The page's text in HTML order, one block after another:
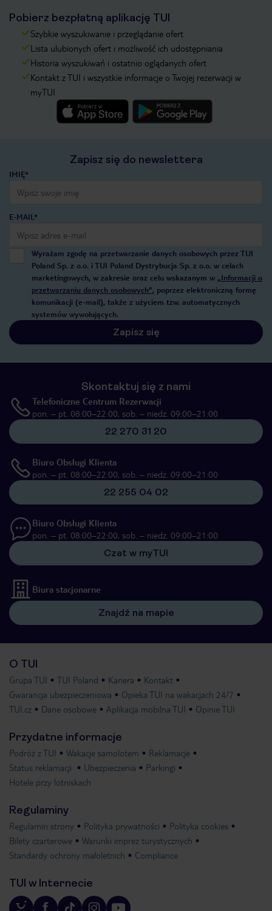
Pobierz bezpłatną aplikację TUI
Szybkie wyszukiwanie i przeglądanie ofert
Lista ulubionych ofert i możliwość ich udostępniania
Historia wyszukiwań i ostatnio oglądanych ofert
Kontakt z TUI i wszystkie informacje o Twojej rezerwacji w
myTUI
Zapisz się do newslettera
IMIĘ*
E-MAIL*
Wyrażam zgodę na przetwarzanie danych osobowych przez TUI
Poland Sp. z o.o. i TUI Poland Dystrybucja Sp. z o.o. w celach
marketingowych, w zakresie oraz celu wskazanym w „Informacji o
przetwarzaniu danych osobowych”, poprzez elektroniczną formę
komunikacji (e-mail), także z użyciem tzw. automatycznych
systemów wywołujących.
Zapisz się
Skontaktuj się z nami
Telefoniczne Centrum Rezerwacji
pon. – pt. 08:00–22:00, sob. – niedz. 09:00–21:00
22 270 31 20
Biuro Obsługi Klienta
pon. – pt. 08:00–22:00, sob. – niedz. 09:00–21:00
22 255 04 02
Biuro Obsługi Klienta
pon. – pt. 08:00–22:00, sob. – niedz. 09:00–21:00
Czat w myTUI
Biura stacjonarne
Znajdź na mapie
O TUI
Grupa TUI TUI Poland Kariera
Kontakt
Gwarancja ubezpieczeniowa
Opieka TUI na wakacjach 24/7
TUI.cz
Dane osobowe Aplikacja mobilna TUI Opinie TUI
Przydatne informacje
Podróż z TUI Wakacje samolotem
Reklamacje
Status reklamacji
Ubezpieczenia
Parkingi
Hotele przy lotniskach
Regulaminy
Regulamin strony Polityka prywatności
Polityka cookies
Bilety czarterowe
Warunki imprez turystycznych
Standardy ochrony małoletnich
Compliance
TUI w Internecie